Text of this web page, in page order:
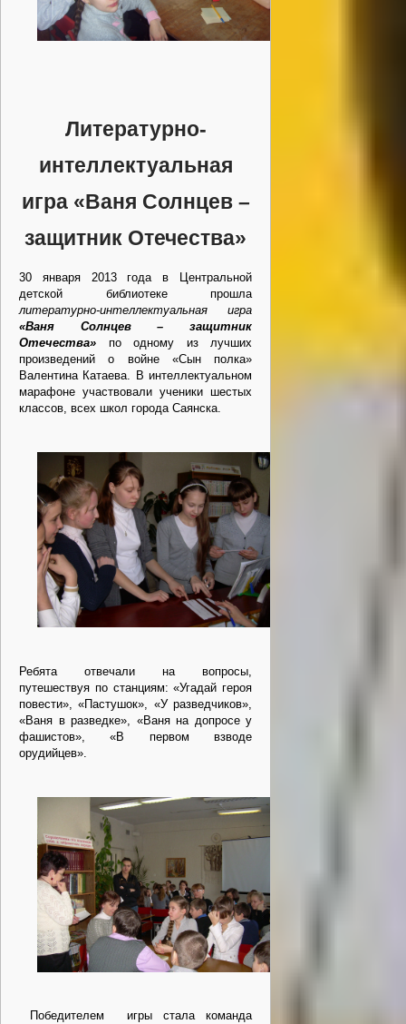
Литературно-
интеллектуальная
игра «Ваня Солнцев –
защитник Отечества»
30 января 2013 года в Центральной
детской библиотеке прошла
литературно-интеллектуальная игра
«Ваня Солнцев – защитник
Отечества» по одному из лучших
произведений о войне «Сын полка»
Валентина Катаева. В интеллектуальном
марафоне участвовали ученики шестых
классов, всех школ города Саянска.
Ребята отвечали на вопросы,
путешествуя по станциям: «Угадай героя
повести», «Пастушок», «У разведчиков»,
«Ваня в разведке», «Ваня на допросе у
фашистов», «В первом взводе
орудийцев».
Победителем игры стала команда